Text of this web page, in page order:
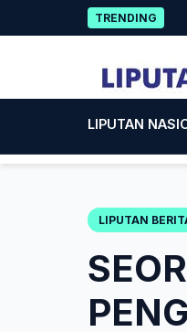
to
TRENDING
LIPUTAN
LIPUTAN